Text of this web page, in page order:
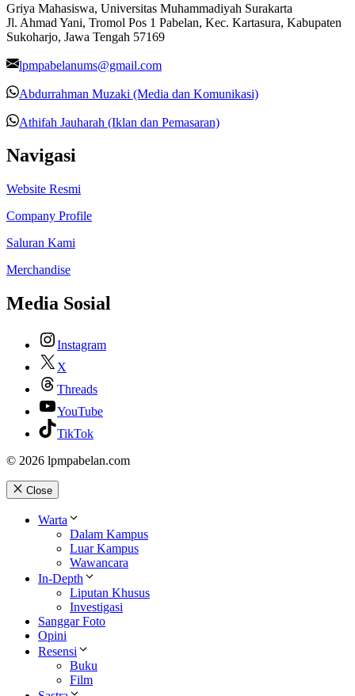
Griya Mahasiswa, Universitas Muhammadiyah Surakarta
Jl. Ahmad Yani, Tromol Pos 1 Pabelan, Kec. Kartasura, Kabupaten
Sukoharjo, Jawa Tengah 57169
lpmpabelanums@gmail.com
Abdurrahman Muzaki (Media dan Komunikasi)
Athifah Jauharah (Iklan dan Pemasaran)
Navigasi
Website Resmi
Company Profile
Saluran Kami
Merchandise
Media Sosial
Instagram
X
Threads
YouTube
TikTok
© 2026 lpmpabelan.com
Close
Warta
Dalam Kampus
Luar Kampus
Wawancara
In-Depth
Liputan Khusus
Investigasi
Sanggar Foto
Opini
Resensi
Buku
Film